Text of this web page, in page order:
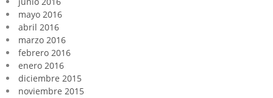
mayo 2016
abril 2016
marzo 2016
febrero 2016
enero 2016
diciembre 2015
noviembre 2015